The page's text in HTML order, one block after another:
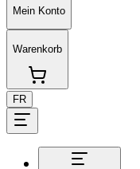
Mein Konto
Warenkorb
FR